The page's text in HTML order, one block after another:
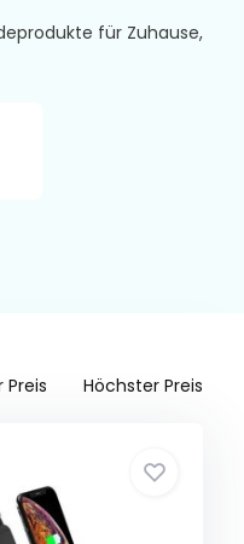
für Zuhause,
Preis Höchster Preis